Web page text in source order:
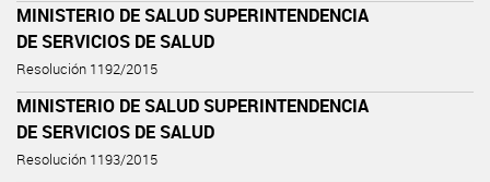
MINISTERIO DE SALUD SUPERINTENDENCIA
DE SERVICIOS DE SALUD
Resolución 1192/2015
MINISTERIO DE SALUD SUPERINTENDENCIA
DE SERVICIOS DE SALUD
Resolución 1193/2015